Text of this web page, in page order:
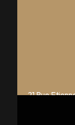
21 Rue